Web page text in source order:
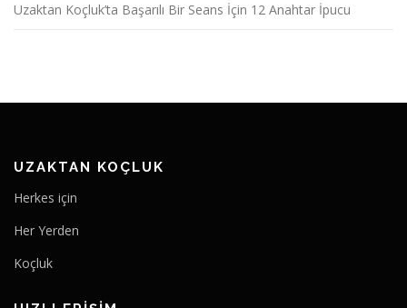
Uzaktan Koçluk’ta Başarılı Bir Seans İçin 12 Anahtar İpucu
UZAKTAN KOÇLUK
Herkes için
Her Yerden
Koçluk